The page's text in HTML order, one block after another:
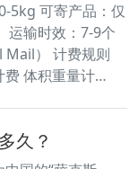
5kg 可寄产品：仅
运输时效：7-9个
Mail） 计费规则
费 体积重量计…
久？